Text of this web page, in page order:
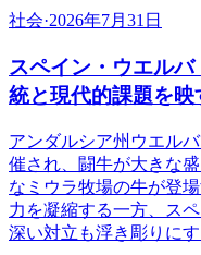
社会·2026年7月31日
スペイン・ウエル
統と現代的課題を映
アンダルシア州ウエル
催され、闘牛が大きな
なミウラ牧場の牛が登
力を凝縮する一方、ス
深い対立も浮き彫りにす